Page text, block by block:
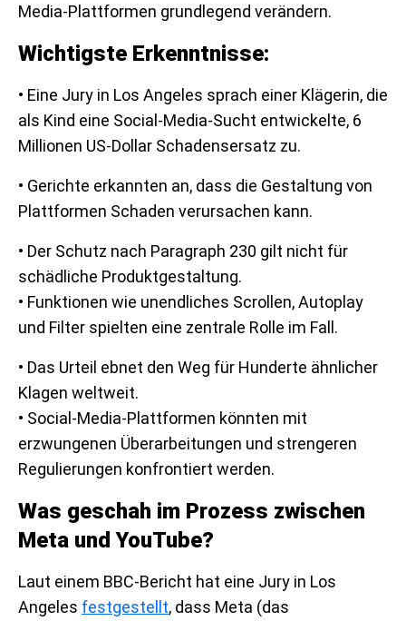
Media-Plattformen grundlegend verändern.
Wichtigste Erkenntnisse:
• Eine Jury in Los Angeles sprach einer Klägerin, die
als Kind eine Social-Media-Sucht entwickelte, 6
Millionen US-Dollar Schadensersatz zu.
• Gerichte erkannten an, dass die Gestaltung von
Plattformen Schaden verursachen kann.
• Der Schutz nach Paragraph 230 gilt nicht für
schädliche Produktgestaltung.
• Funktionen wie unendliches Scrollen, Autoplay
und Filter spielten eine zentrale Rolle im Fall.
• Das Urteil ebnet den Weg für Hunderte ähnlicher
Klagen weltweit.
• Social-Media-Plattformen könnten mit
erzwungenen Überarbeitungen und strengeren
Regulierungen konfrontiert werden.
Was geschah im Prozess zwischen
Meta und YouTube?
Laut einem BBC-Bericht hat eine Jury in Los
Angeles festgestellt, dass Meta (das